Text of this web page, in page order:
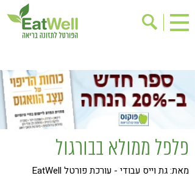
בישול בריא
אינדקס עסקים
ריפוי ומניעת מחלות
בריאות האישה
מתכוני בריאות
אירועים
שינוי תזונתי
גישות בתזונה
דיאטה
פלפל ממולא בבורגול
מאת: גת וייס עבודי - עורכת פורטל EatWell